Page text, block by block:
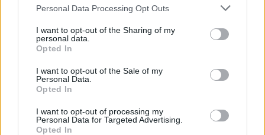
Please note that this website/app uses one or more Google
not limited to your visit or usage behaviour. You may click to
grant or deny consent to Google and its third-party tags to
use your data for below specified purposes in below Google
consent section.
Personal Data Processing Opt Outs
I want to opt-out of the Sharing of my
personal data.
Opted In
I want to opt-out of the Sale of my
Personal Data.
Opted In
I want to opt-out of processing my
Personal Data for Targeted Advertising.
Opted In
Andrea Mura conquista Palau: grande
partecipazione per il suo racconto
minori, Albieri: “Episodi gravissimi”
Gallura, finti clienti svuotano le suite: furto da
50mila nel resort